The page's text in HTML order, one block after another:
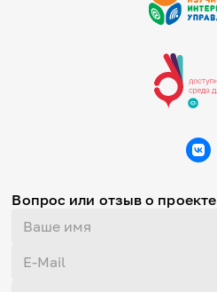
Вопрос или отзыв о проекте